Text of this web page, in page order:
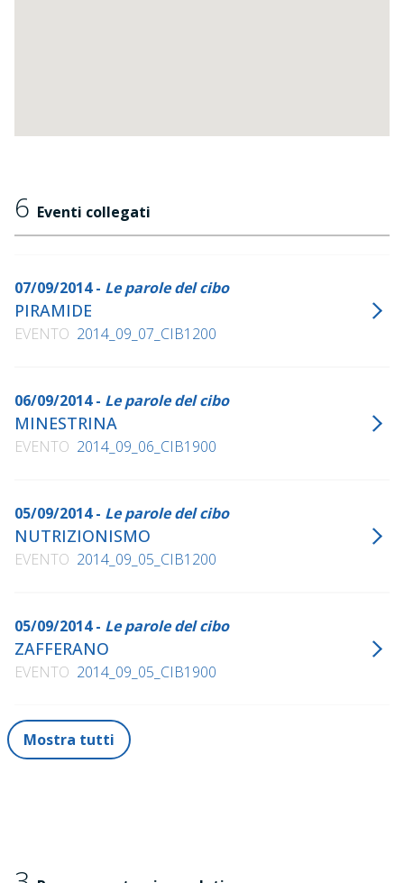
6 Eventi collegati
07/09/2014 - Le parole del cibo
PIRAMIDE
EVENTO 2014_09_07_CIB1200
06/09/2014 - Le parole del cibo
MINESTRINA
EVENTO 2014_09_06_CIB1900
05/09/2014 - Le parole del cibo
NUTRIZIONISMO
EVENTO 2014_09_05_CIB1200
05/09/2014 - Le parole del cibo
ZAFFERANO
EVENTO 2014_09_05_CIB1900
Mostra tutti